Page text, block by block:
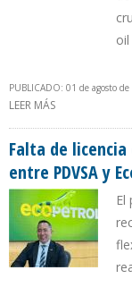
PUBLICADO: 01 de agosto
LEER MÁS
SANCIONES
Falta de licencia
entre PDVSA y
El